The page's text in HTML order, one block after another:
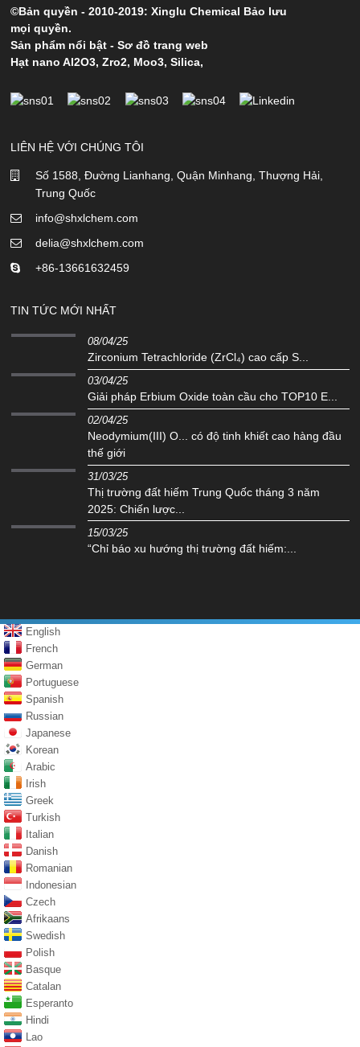
©Bản quyền - 2010-2019: Xinglu Chemical Bảo lưu
mọi quyền.
Sản phẩm nổi bật -Sơ đồ trang web
Hạt nano Al2O3,Zro2, Moo3,Silica,
LIÊN HỆ VỚI CHÚNG TÔI
Số 1588, Đường Lianhang, Quận Minhang, Thượng Hải,
Trung Quốc
info@shxlchem.com
delia@shxlchem.com
+86-13661632459
TIN TỨC MỚI NHẤT
08/04/25
Zirconium Tetrachloride (ZrCl₄) cao cấp S...
03/04/25
Giải pháp Erbium Oxide toàn cầu cho TOP10 E...
02/04/25
Neodymium(III) O... có độ tinh khiết cao hàng đầu
thế giới
31/03/25
Thị trường đất hiếm Trung Quốc tháng 3 năm
2025: Chiến lược...
15/03/25
“Chỉ báo xu hướng thị trường đất hiếm:...
English
French
German
Portuguese
Spanish
Russian
Japanese
Korean
Arabic
Irish
Greek
Turkish
Italian
Danish
Romanian
Indonesian
Czech
Afrikaans
Swedish
Polish
Basque
Catalan
Esperanto
Hindi
Lao